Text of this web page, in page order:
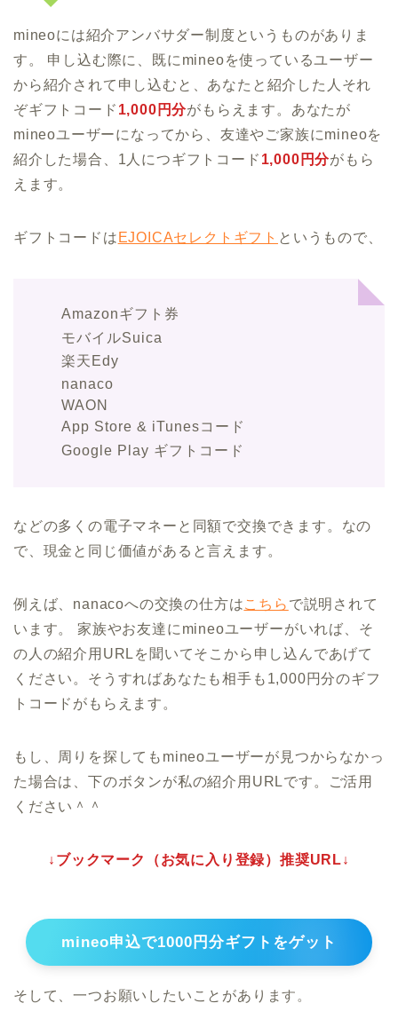
mineoには紹介アンバサダー制度というものがありま
す。 申し込む際に、既にmineoを使っているユーザー
から紹介されて申し込むと、あなたと紹介した人それ
ぞギフトコード 1,000円分がもらえます。あなたが
mineoユーザーになってから、友達やご家族にmineoを
紹介した場合、1人につギフトコード 1,000円分がもら
えます。
ギフトコードは EJOICAセレクトギフト というもので、
Amazonギフト券
モバイルSuica
楽天Edy
nanaco
WAON
App Store & iTunesコード
Google Play ギフトコード
などの多くの電子マネーと同額で交換できます。なの
で、現金と同じ価値があると言えます。
例えば、nanacoへの交換の仕方はこちら で説明されて
います。 家族やお友達にmineoユーザーがいれば、そ
の人の紹介用URLを聞いてそこから申し込んであげて
ください。そうすればあなたも相手も1,000円分のギフ
トコードがもらえます。
もし、周りを探してもmineoユーザーが見つからなかっ
た場合は、下のボタンが私の紹介用URLです。ご活用
ください＾＾
↓ブックマーク（お気に入り登録）推奨URL↓
mineo申込で1000円分ギフトをゲット
そして、一つお願いしたいことがあります。